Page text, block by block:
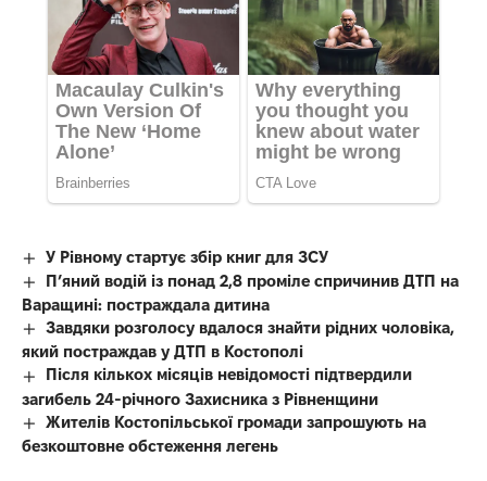
У Рівному стартує збір книг для ЗСУ
П’яний водій із понад 2,8 проміле спричинив ДТП на
Варащині: постраждала дитина
Завдяки розголосу вдалося знайти рідних чоловіка,
який постраждав у ДТП в Костополі
Після кількох місяців невідомості підтвердили
загибель 24-річного Захисника з Рівненщини
Жителів Костопільської громади запрошують на
безкоштовне обстеження легень